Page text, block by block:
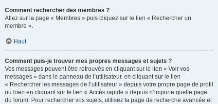
Comment rechercher des membres ?
Allez sur la page « Membres » puis cliquez sur le lien « Rechercher un
membre ».
Haut
Comment puis-je trouver mes propres messages et sujets ?
Vos messages peuvent être retrouvés en cliquant sur le lien « Voir vos
messages » dans le panneau de l’utilisateur, en cliquant sur le lien
« Rechercher les messages de l’utilisateur » depuis votre propre page de profil
ou bien en cliquant sur le lien « Accès rapide » depuis n’importe quelle page
du forum. Pour rechercher vos sujets, utilisez la page de recherche avancée et